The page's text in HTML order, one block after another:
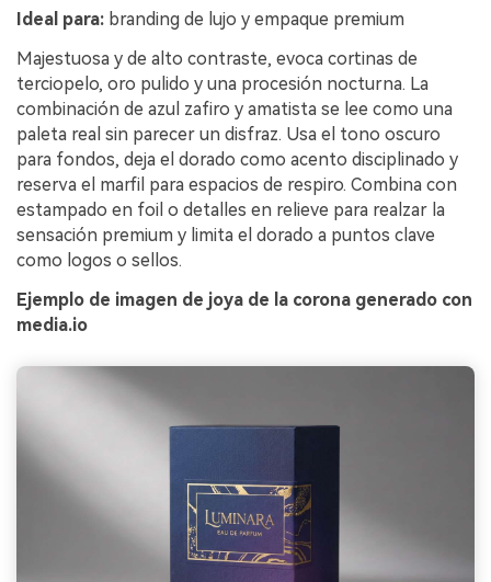
Ideal para: branding de lujo y empaque premium
Majestuosa y de alto contraste, evoca cortinas de
terciopelo, oro pulido y una procesión nocturna. La
combinación de azul zafiro y amatista se lee como una
paleta real sin parecer un disfraz. Usa el tono oscuro
para fondos, deja el dorado como acento disciplinado y
reserva el marfil para espacios de respiro. Combina con
estampado en foil o detalles en relieve para realzar la
sensación premium y limita el dorado a puntos clave
como logos o sellos.
Ejemplo de imagen de joya de la corona generado con
media.io